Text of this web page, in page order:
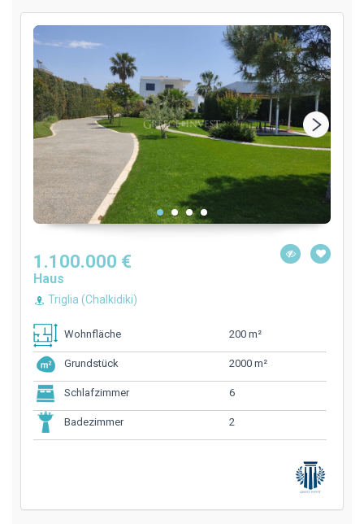
1.100.000 €
Haus
Triglia (Chalkidiki)
Wohnfläche 200 m²
Grundstück 2000 m²
Schlafzimmer 6
Badezimmer 2